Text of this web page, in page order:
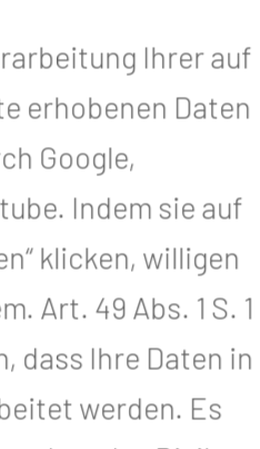
werden,
ausmacht und
Veranstaltung
der Pflege,
der Leitstelle
Start-
Ihrer auf
erhobenen Daten
Google,
Indem sie auf
klicken, willigen
Art. 49 Abs. 1 S. 1
dass Ihre Daten in
werden. Es